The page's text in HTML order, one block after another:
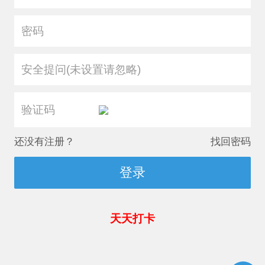
安全提问(未设置请忽略)
还没有注册？ 找回密码
登录
天天打卡